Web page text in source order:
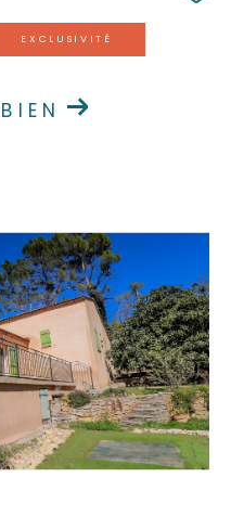
EXCLUSIVITÉ